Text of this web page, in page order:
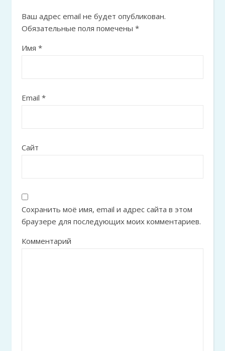
Ваш адрес email не будет опубликован.
Обязательные поля помечены *
Имя *
Email *
Сайт
Сохранить моё имя, email и адрес сайта в этом
браузере для последующих моих комментариев.
Комментарий